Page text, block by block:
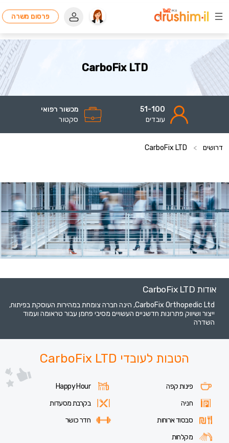
פרסום משרה
CarboFix LTD
51-100
עובדים
מכשור רפואי
סקטור
דרושים >
CarboFix LTD
אודות CarboFix LTD
CarboFix Orthopedic Ltd, הינה חברה צומחת במהירות העוסקת בפיתוח,
ייצור ושיווק פתרונות חדשניים העשויים מסיבי פחמן עבור טראומה ועמוד
השדרה
הטבות לעובדי CarboFix LTD
פינות קפה
Happy Hour
חניה
בקרבת מסעדות
סבסוד ארוחות
חדר כושר
מקלחות